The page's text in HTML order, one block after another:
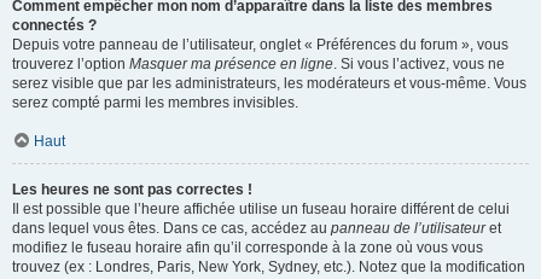
Comment empêcher mon nom d’apparaître dans la liste des membres
connectés ?
Depuis votre panneau de l’utilisateur, onglet « Préférences du forum », vous
trouverez l’option Masquer ma présence en ligne. Si vous l’activez, vous ne
serez visible que par les administrateurs, les modérateurs et vous-même. Vous
serez compté parmi les membres invisibles.
Haut
Les heures ne sont pas correctes !
Il est possible que l’heure affichée utilise un fuseau horaire différent de celui
dans lequel vous êtes. Dans ce cas, accédez au panneau de l’utilisateuret
modifiez le fuseau horaire afin qu’il corresponde à la zone où vous vous
trouvez (ex : Londres, Paris, New York, Sydney, etc.). Notez que la modification